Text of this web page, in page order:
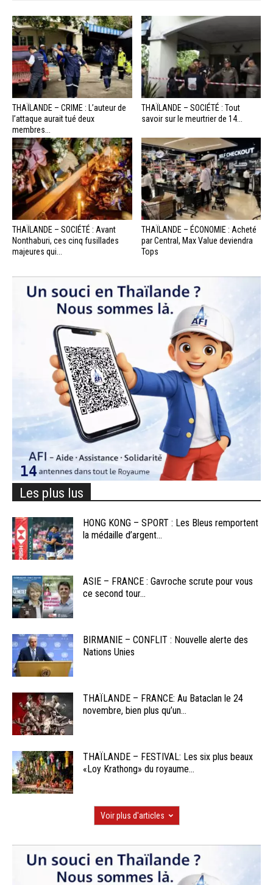
THAÏLANDE – CRIME : L’auteur de
l’attaque aurait tué deux
membres...
THAÏLANDE – SOCIÉTÉ : Tout
savoir sur le meurtrier de 14...
THAÏLANDE – SOCIÉTÉ : Avant
Nonthaburi, ces cinq fusillades
majeures qui...
THAÏLANDE – ÉCONOMIE : Acheté
par Central, Max Value deviendra
Tops
Les plus lus
HONG KONG – SPORT : Les Bleus remportent
la médaille d’argent...
ASIE – FRANCE : Gavroche scrute pour vous
ce second tour...
BIRMANIE – CONFLIT : Nouvelle alerte des
Nations Unies
THAÏLANDE – FRANCE: Au Bataclan le 24
novembre, bien plus qu’un...
THAÏLANDE – FESTIVAL: Les six plus beaux
«Loy Krathong» du royaume...
Voir plus d'articles